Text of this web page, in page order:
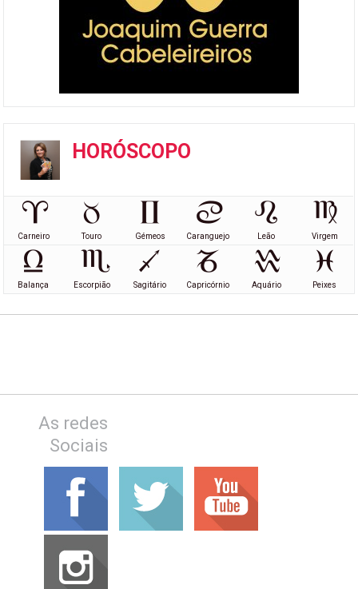
HORÓSCOPO
Carneiro Touro Gémeos Caranguejo Leão Virgem
Balança Escorpião Sagitário Capricórnio Aquário Peixes
As redes
Sociais